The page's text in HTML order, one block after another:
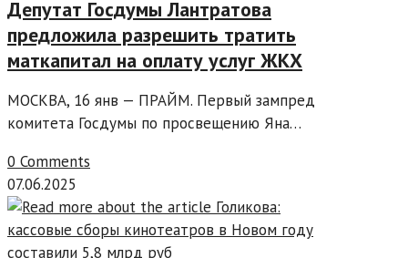
Депутат Госдумы Лантратова
предложила разрешить тратить
маткапитал на оплату услуг ЖКХ
МОСКВА, 16 янв — ПРАЙМ. Первый зампред
комитета Госдумы по просвещению Яна…
0 Comments
07.06.2025